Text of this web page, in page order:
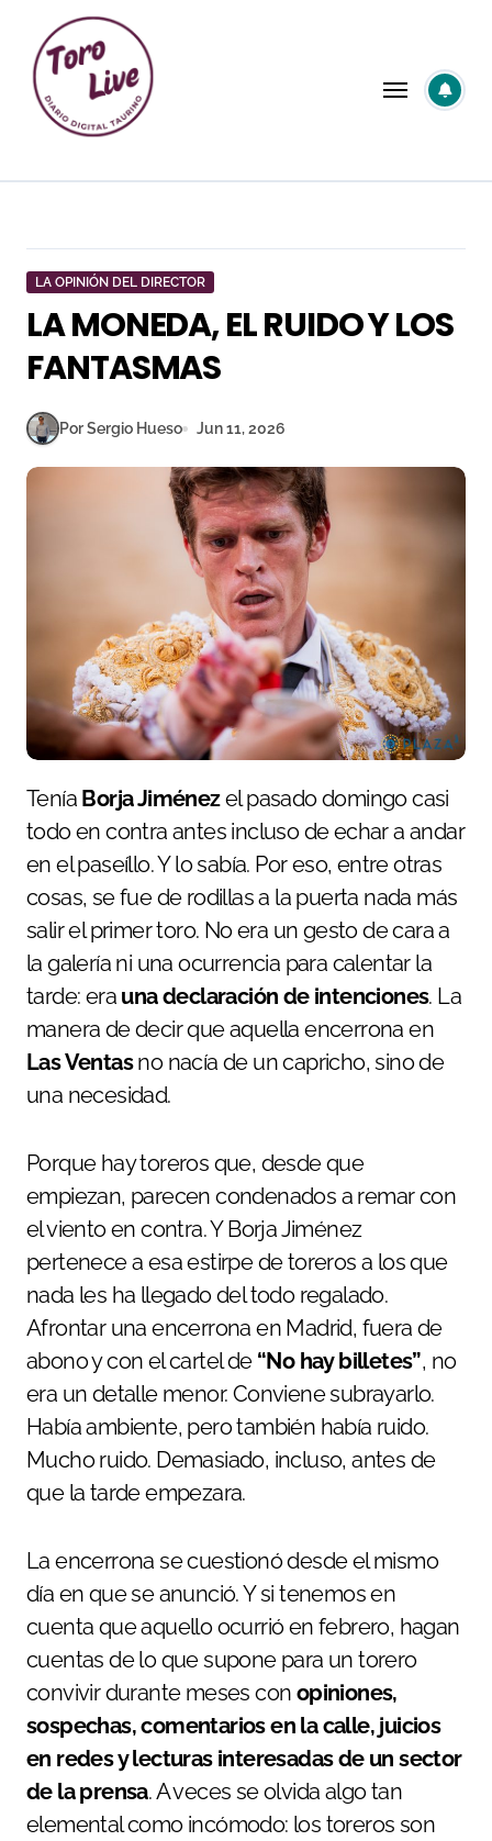
contenido
LA OPINIÓN DEL DIRECTOR
LA MONEDA, EL RUIDO Y LOS
FANTASMAS
Por Sergio Hueso Jun 11, 2026
Tenía Borja Jiménezel pasado domingo casi
todo en contra antes incluso de echar a andar
en el paseíllo. Y lo sabía. Por eso, entre otras
cosas, se fue de rodillas a la puerta nada más
salir el primer toro. No era un gesto de cara a
la galería ni una ocurrencia para calentar la
tarde: era una declaración de intenciones. La
manera de decir que aquella encerrona en
Las Ventasno nacía de un capricho, sino de
una necesidad.
Porque hay toreros que, desde que
empiezan, parecen condenados a remar con
el viento en contra. Y Borja Jiménez
pertenece a esa estirpe de toreros a los que
nada les ha llegado del todo regalado.
Afrontar una encerrona en Madrid, fuera de
abono y con el cartel de “No hay billetes”, no
era un detalle menor. Conviene subrayarlo.
Había ambiente, pero también había ruido.
Mucho ruido. Demasiado, incluso, antes de
que la tarde empezara.
La encerrona se cuestionó desde el mismo
día en que se anunció. Y si tenemos en
cuenta que aquello ocurrió en febrero, hagan
cuentas de lo que supone para un torero
convivir durante meses con opiniones,
sospechas, comentarios en la calle, juicios
en redes y lecturas interesadas de un sector
de la prensa. A veces se olvida algo tan
elemental como incómodo: los toreros son